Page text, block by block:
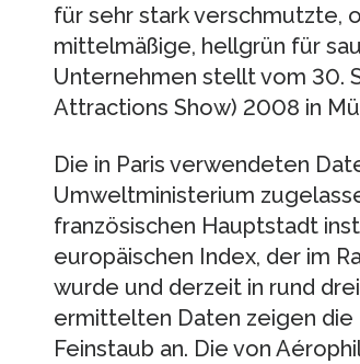
für sehr stark verschmutzte,
mittelmäßige, hellgrün für
Unternehmen stellt vom 30.
Attractions Show) 2008 in
Die in Paris verwendeten
Umweltministerium
französischen Hauptstadt
europäischen Index, der im
wurde und derzeit in rund
ermittelten Daten zeigen die
Feinstaub an. Die von